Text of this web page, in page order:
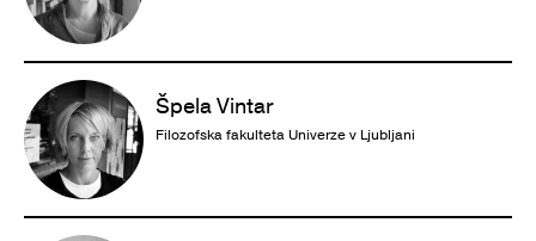
Špela Vintar
Filozofska fakulteta Univerze v Ljubljani